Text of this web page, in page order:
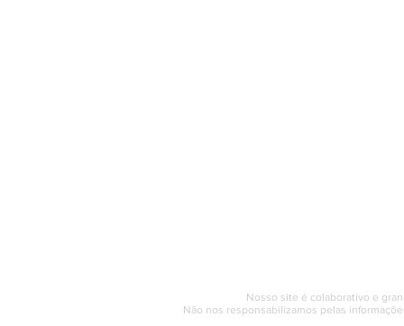
Nosso site é colaborativo e
Não nos responsabilizamos pelas